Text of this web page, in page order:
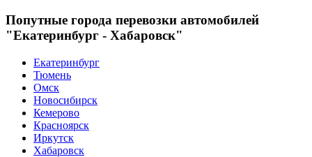
Попутные города перевозки автомобилей
"Екатеринбург - Хабаровск"
Екатеринбург
Тюмень
Омск
Новосибирск
Кемерово
Красноярск
Иркутск
Хабаровск